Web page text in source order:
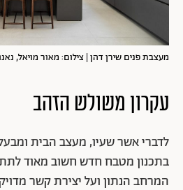
מעצבת פנים שירן דהן | צילום: מאור מויאל,
עקרון משולש הזהב
לדברי אשר שעיו, מעצב הבית
בתכנון מטבח חדש חשוב מאוד
המרחב הנתון ועל יצירת קשר